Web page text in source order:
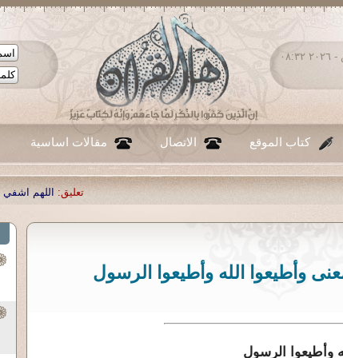
الجمعة ٠٧ - أغسطس - ٢٠٢٦ ٠٨:٣٢
كتاب الموقع الاتصال مقالات اساسية
اللهم اشفي عبدك احمد صبحي منصور